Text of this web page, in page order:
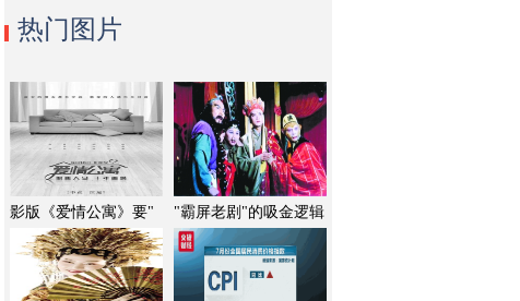
热门图片
影版《爱情公寓》要" "霸屏老剧"的吸金逻辑